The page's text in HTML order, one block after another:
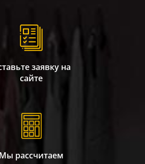
заявку на
сайте
Мы рассчитаем